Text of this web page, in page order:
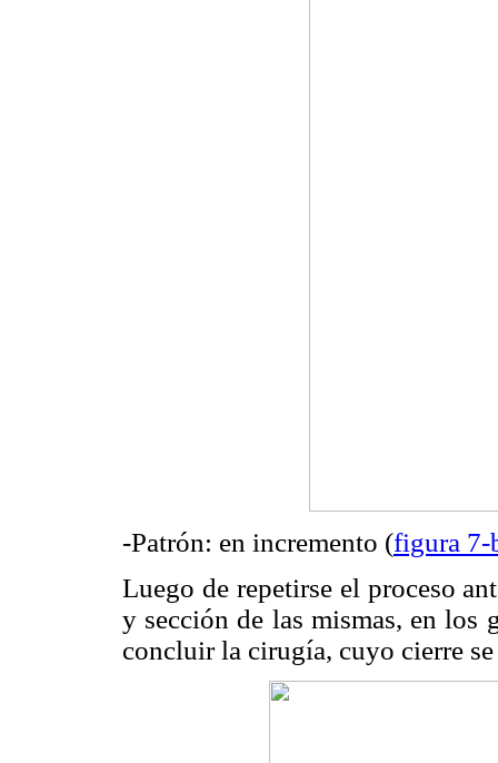
-Patrón: en incremento (figura 7-
Luego de repetirse el proceso
y sección de las mismas, en los
concluir la cirugía, cuyo cierre